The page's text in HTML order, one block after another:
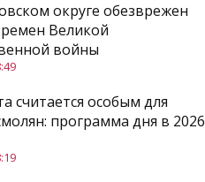
округе обезврежен
Великой
войны
считается особым для
программа дня в 2026